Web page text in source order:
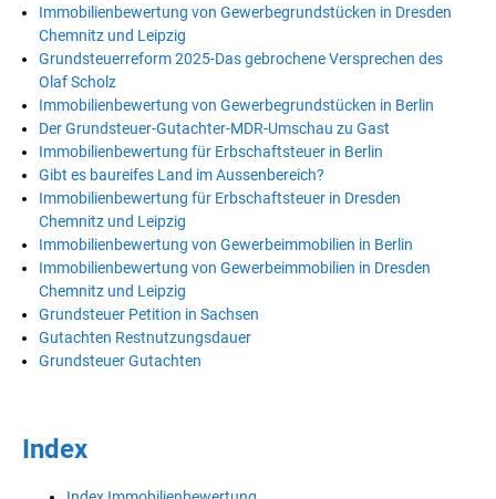
Immobilienbewertung von Gewerbegrundstücken in Dresden
Chemnitz und Leipzig
Grundsteuerreform 2025-Das gebrochene Versprechen des
Olaf Scholz
Immobilienbewertung von Gewerbegrundstücken in Berlin
Der Grundsteuer-Gutachter-MDR-Umschau zu Gast
Immobilienbewertung für Erbschaftsteuer in Berlin
Gibt es baureifes Land im Aussenbereich?
Immobilienbewertung für Erbschaftsteuer in Dresden
Chemnitz und Leipzig
Immobilienbewertung von Gewerbeimmobilien in Berlin
Immobilienbewertung von Gewerbeimmobilien in Dresden
Chemnitz und Leipzig
Grundsteuer Petition in Sachsen
Gutachten Restnutzungsdauer
Grundsteuer Gutachten
Index